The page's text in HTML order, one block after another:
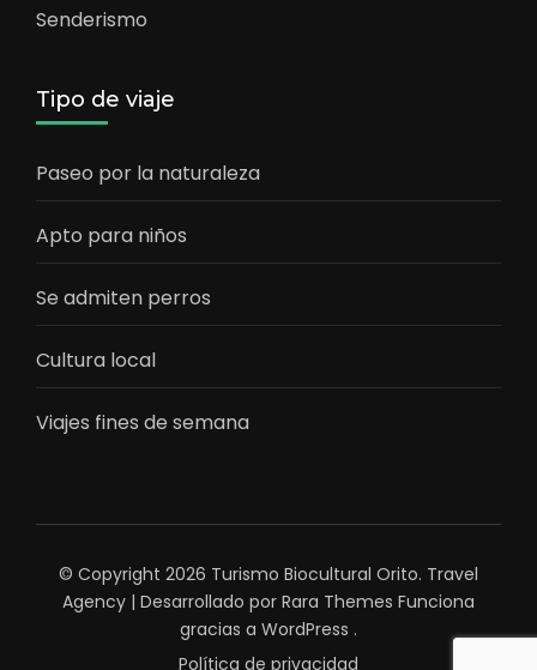
Senderismo
Tipo de viaje
Paseo por la naturaleza
Apto para niños
Se admiten perros
Cultura local
Viajes fines de semana
© Copyright 2026 Turismo Biocultural Orito. Travel
Agency | Desarrollado por Rara Themes Funciona
gracias a WordPress .
Política de privacidad